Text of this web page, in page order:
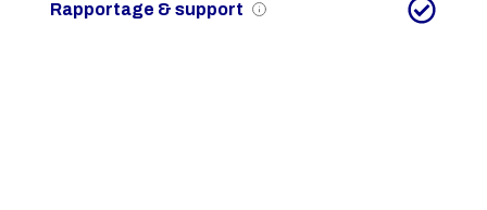
Rapportage & support